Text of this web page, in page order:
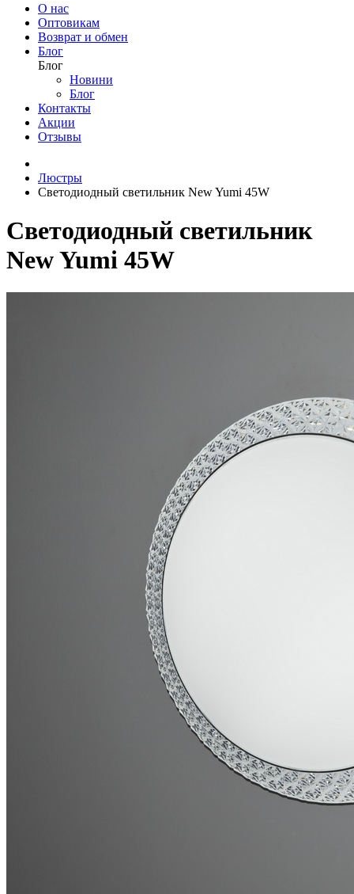
О нас
Оптовикам
Возврат и обмен
Блог
Блог
Новини
Блог
Контакты
Акции
Отзывы
Люстры
Светодиодный светильник New Yumi 45W
Светодиодный светильник
New Yumi 45W